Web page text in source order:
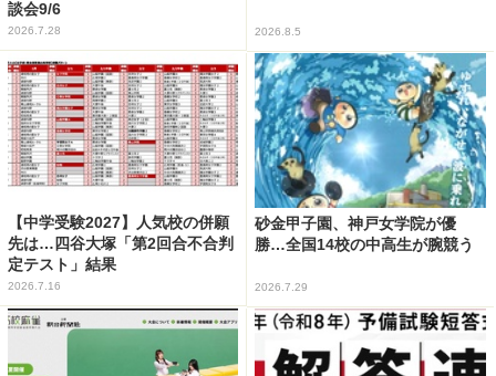
談会9/6
2026.7.28 2026.8.5
【中学受験2027】人気校の併願
先は…四谷大塚「第2回合不合判
定テスト」結果
2026.7.16
砂金甲子園、神戸女学院が優
勝…全国14校の中高生が腕競う
2026.7.29